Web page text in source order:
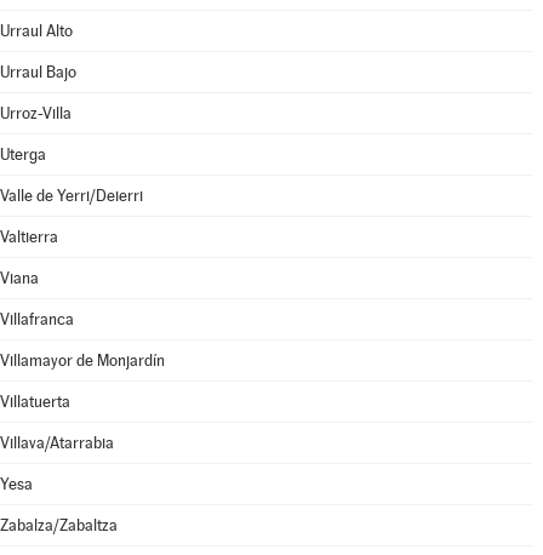
Urraul Alto
Urraul Bajo
Urroz-Villa
Uterga
Valle de Yerri/Deierri
Valtierra
Viana
Villafranca
Villamayor de Monjardín
Villatuerta
Villava/Atarrabia
Yesa
Zabalza/Zabaltza